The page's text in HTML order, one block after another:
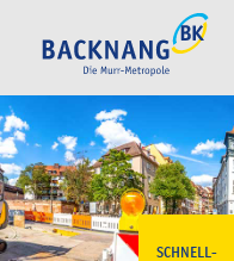
SCHNELL-